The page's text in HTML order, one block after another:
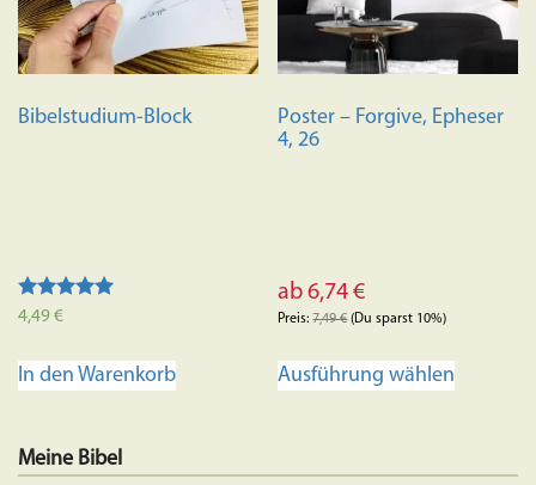
Bibelstudium-Block
Bewertet
von 5
4,49€
In den Warenkorb
Poster – Forgive, Epheser
4, 26
ab6,74€
Preis:7,49€(Du sparst 10%)
Ausführung wählen
Meine Bibel